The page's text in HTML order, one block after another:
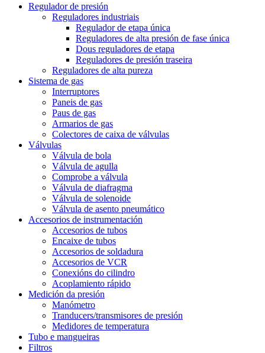
Regulador de presión
Reguladores industriais
Regulador de etapa única
Reguladores de alta presión de fase única
Dous reguladores de etapa
Reguladores de presión traseira
Reguladores de alta pureza
Sistema de gas
Interruptores
Paneis de gas
Paus de gas
Armarios de gas
Colectores de caixa de válvulas
Válvulas
Válvula de bola
Válvula de agulla
Comprobe a válvula
Válvula de diafragma
Válvula de solenoide
Válvula de asento pneumático
Accesorios de instrumentación
Accesorios de tubos
Encaixe de tubos
Accesorios de soldadura
Accesorios de VCR
Conexións do cilindro
Acoplamiento rápido
Medición da presión
Manómetro
Tranducers/transmisores de presión
Medidores de temperatura
Tubo e mangueiras
Filtros